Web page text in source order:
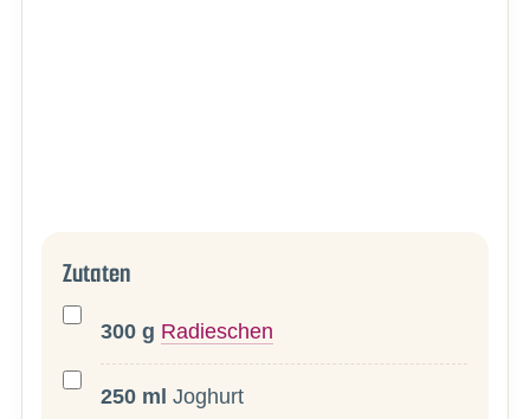
Zutaten
300 g Radieschen
250 ml Joghurt